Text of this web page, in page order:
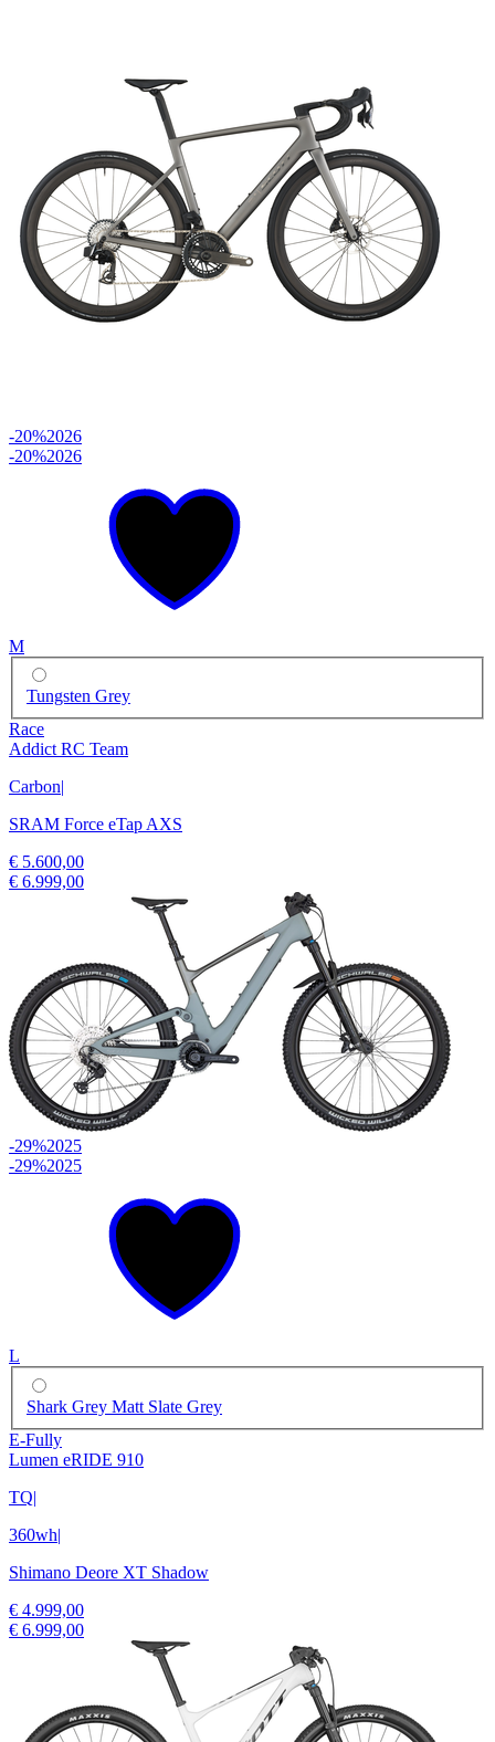
-20%2026
-20%2026
M
Tungsten Grey
Race
Addict RC Team
Carbon|
SRAM Force eTap AXS
€ 5.600,00
€ 6.999,00
-29%2025
-29%2025
L
Shark Grey Matt Slate Grey
E-Fully
Lumen eRIDE 910
TQ|
360wh|
Shimano Deore XT Shadow
€ 4.999,00
€ 6.999,00